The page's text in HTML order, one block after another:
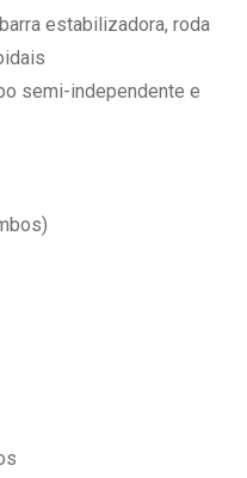
estabilizadora, roda
semi-independente e